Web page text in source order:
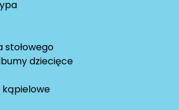
stołowego
dziecięce
kąpielowe